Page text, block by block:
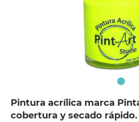
Pintura acrílica marca
cobertura y secado rápido.